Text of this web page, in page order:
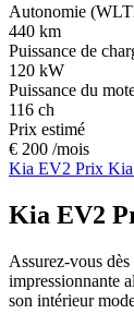
Autonomie
440 km
Puissance de
120 kW
Puissance du
116 ch
Prix estimé
€ 200 /mois
Kia EV2 Prix
Kia EV2
Assurez-vous
impressionnante
son intérieur